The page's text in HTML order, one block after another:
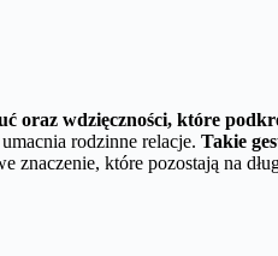
oraz wdzięczności, które
rodzinne relacje. Takie
znaczenie, które pozostają na